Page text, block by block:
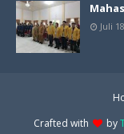
Juli
Crafted with
by